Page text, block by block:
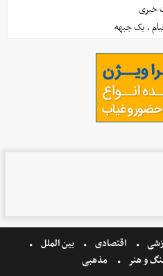
خبری
، یک جبهه
اقتصادی
بین الملل
و هنر مذهبی